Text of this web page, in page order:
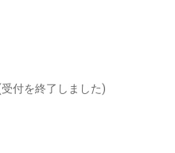
付を終了しました)